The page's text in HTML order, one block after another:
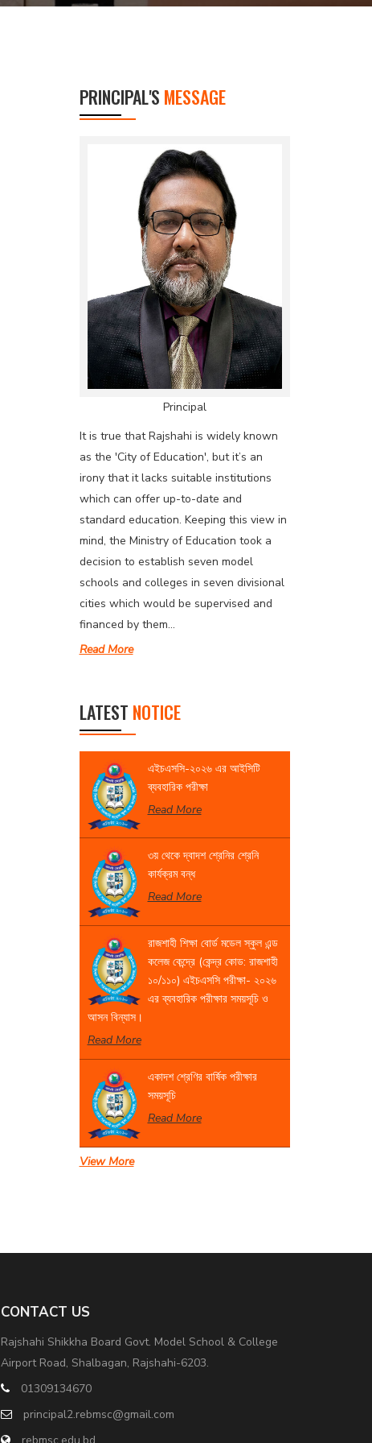
PRINCIPAL'S MESSAGE
Principal
It is true that Rajshahi is widely known
as the 'City of Education', but it’s an
irony that it lacks suitable institutions
which can offer up-to-date and
standard education. Keeping this view in
mind, the Ministry of Education took a
decision to establish seven model
schools and colleges in seven divisional
cities which would be supervised and
financed by them...
Read More
LATEST NOTICE
এইচএসসি-২০২৬ এর আইসিটি
ব্যবহারিক পরীক্ষা
Read More
৩য় থেকে দ্বাদশ শ্রেনির শ্রেনি
কার্যক্রম বন্ধ
Read More
রাজশাহী শিক্ষা বোর্ড মডেল স্কুল এন্ড
কলেজ কেন্দ্রে (কেন্দ্র কোড: রাজশাহী
১০/১১০) এইচএসসি পরীক্ষা- ২০২৬
এর ব্যবহারিক পরীক্ষার সময়সূচি ও
আসন বিন্যাস।
Read More
একাদশ শ্রেণির বার্ষিক পরীক্ষার
সময়সূচি
Read More
View More
CONTACT US
Rajshahi Shikkha Board Govt. Model School & College
Airport Road, Shalbagan, Rajshahi-6203.
01309134670
principal2.rebmsc@gmail.com
rebmsc.edu.bd